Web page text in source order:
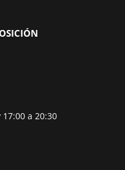
a 20:30